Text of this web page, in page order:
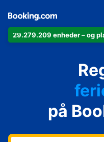
29.279.209 enheder – og
din
dit
dit
dit bed
på